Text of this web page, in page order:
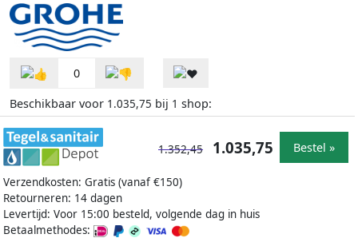
0
Beschikbaar voor 1.035,75 bij 1 shop:
Verzendkosten: Gratis (vanaf €150)
Retourneren: 14 dagen
Levertijd: Voor 15:00 besteld, volgende dag in huis
Betaalmethodes:
1.352,45 1.035,75 Bestel »